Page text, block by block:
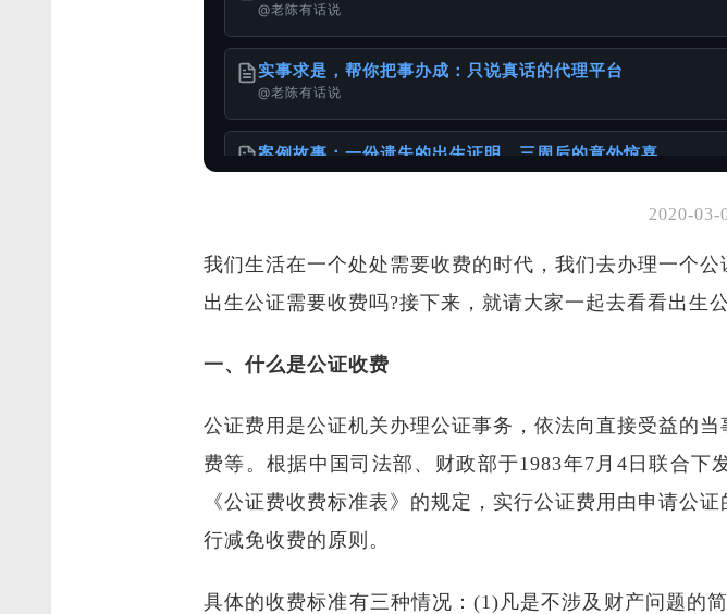
@老陈有话说
实事求是，帮你把事办成：只说真话的代理平台
@老陈有话说
案例故事：一份遗失的出生证明，三周后的意外惊喜
@老陈有话说
你可
在申请美国移民时，如何正确准备出生公证？
@老陈有话说
港台身份办理国内的无犯罪公证书
@样本库
一张单程证，从赴港到移民的故事
@老陈有话说
2020-03-
我们生活在一个处处需要收费的时代，我们去办理一个
出生公证需要收费吗?接下来，就请大家一起去看看出生
一、什么是公证收费
公证费用是公证机关办理公证事务，依法向直接受益的
费等。根据中国司法部、财政部于1983年7月4日联合
《公证费收费标准表》的规定，实行公证费用由申请公
行减免收费的原则。
具体的收费标准有三种情况：(1)凡是不涉及财产问题的